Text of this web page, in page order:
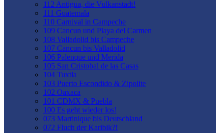
112 Antigua, die Vulkanstadt!
111 Guatemala
110 Carnival in Campeche
109 Cancun und Playa del Carmen
108 Valladolid bis Campeche
107 Cancun bis Valladolid
106 Palenque und Merida
105 San Cristobal de las Casas
104 Tuxtla
103 Puerto Escondido & Zipolite
102 Oaxaca
101 CDMX & Puebla
100 Es geht wieder los!
073 Martinique bis Deutschland
072 Fluch der Karibik?!